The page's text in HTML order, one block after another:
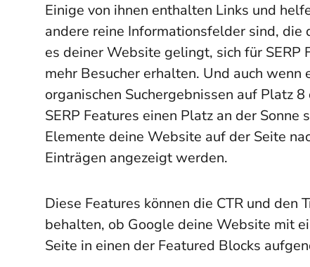
Einige von ihnen enthalten Links und
andere reine Informationsfelder sind,
es deiner Website gelingt, sich für
mehr Besucher erhalten. Und auch
organischen Suchergebnissen auf Platz
SERP Features einen Platz an der
Elemente deine Website auf der Seite
Einträgen angezeigt werden.
Diese Features können die CTR und
behalten, ob Google deine Website mit
Seite in einen der Featured Blocks